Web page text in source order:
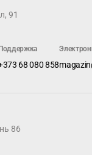
91
Поддержка
68 080 858
86